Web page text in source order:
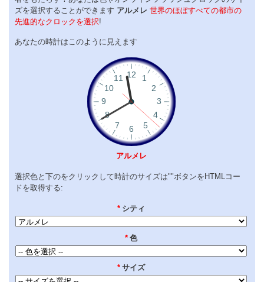
ズを選択することができます アルメレ 世界のほぼすべての都市の
先進的なクロックを選択!
あなたの時計はこのように見えます
アルメレ
選択色と下のをクリックして時計のサイズは""ボタンをHTMLコー
ドを取得する:
* シティ
* 色
* サイズ